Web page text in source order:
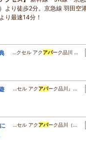
より徒歩2分。京急線 羽田空
り最速14分！
…クセル アクアパーク品川 …
…セル アクアパーク品川』…
…セル アクアパーク品川（…